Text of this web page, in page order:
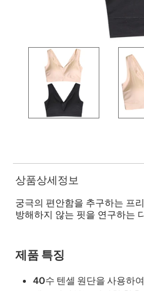
상품상세정보
궁극의 편안함을 추구하는 프
방해하지 않는 핏을 연구하는
제품 특징
40수 텐셀 원단을 사용하